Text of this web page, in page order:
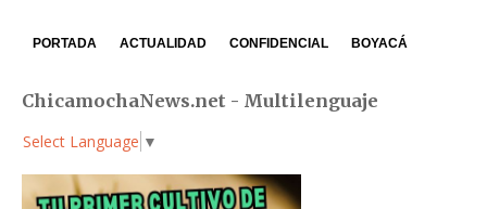
PORTADA ACTUALIDAD CONFIDENCIAL BOYACÁ
ChicamochaNews.net - Multilenguaje
Select Language ▼